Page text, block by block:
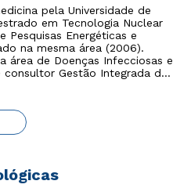
pela Universidade de
em Tecnologia Nuclear
Pesquisas Energéticas e
na mesma área (2006).
consultor Gestão Integrada de